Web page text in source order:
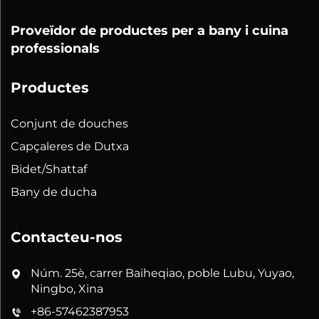
Proveïdor de productes per a bany i cuina
professionals
Productes
Conjunt de douches
Capçaleres de Dutxa
Bidet/Shattaf
Bany de ducha
Contacteu-nos
Núm. 25è, carrer Baiheqiao, poble Lubu, Yuyao,
Ningbo, Xina
+86-57462387953